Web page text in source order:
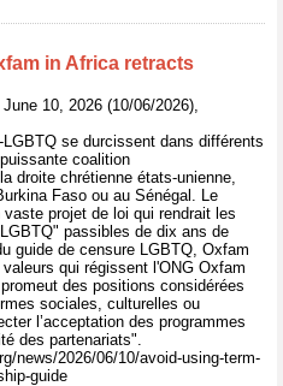
in Africa retracts
10, 2026 (10/06/2026),
se durcissent dans différents
coalition
droite chrétienne états-unienne,
Faso ou au Sénégal. Le
projet de loi qui rendrait les
passibles de dix ans de
guide de censure LGBTQ, Oxfam
qui régissent l'ONG Oxfam
des positions considérées
sociales, culturelles ou
l’acceptation des programmes
des partenariats".
news/2026/06/10/avoid-using-term-
guide